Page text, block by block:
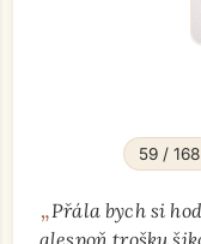
59 / 168
„Přála bych si
alespoň trošku